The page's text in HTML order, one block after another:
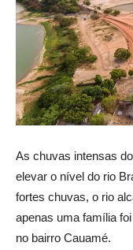
As chuvas intensas
elevar o nível do rio
fortes chuvas, o rio
apenas uma família
no bairro Cauamé.